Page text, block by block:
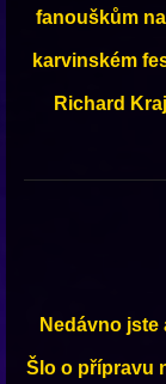
fanouškům
karvinském
Richard
Nedávno
Šlo o přípravu